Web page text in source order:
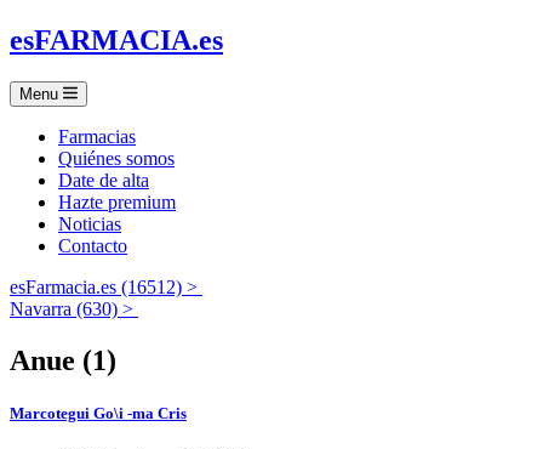
esFARMACIA.es
Menu
Farmacias
Quiénes somos
Date de alta
Hazte premium
Noticias
Contacto
esFarmacia.es (16512) >
Navarra (630) >
Anue (1)
Marcotegui Go\i -ma Cris